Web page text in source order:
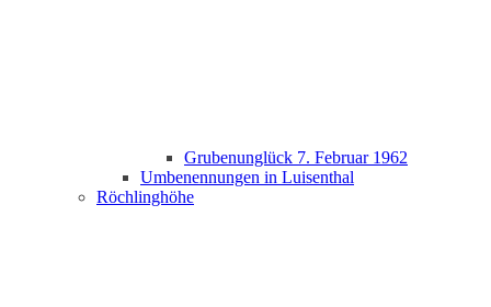
Grubenunglück 7. Februar 1962
Umbenennungen in Luisenthal
Röchlinghöhe